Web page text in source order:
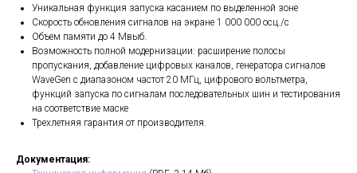
Уникальная функция запуска касанием по выделенной зоне
Скорость обновления сигналов на экране 1 000 000 осц./с
Объем памяти до 4 Мвыб.
Возможность полной модернизации: расширение полосы
пропускания, добавление цифровых каналов, генератора сигналов
WaveGen с диапазоном частот 20 МГц, цифрового вольтметра,
функций запуска по сигналам последовательных шин и тестирования
на соответствие маске
Трехлетняя гарантия от производителя.
Документация: